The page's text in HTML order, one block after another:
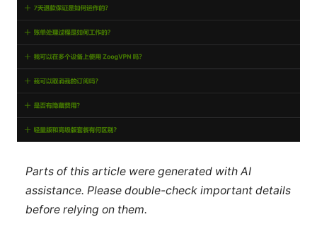
Parts of this article were generated with AI
assistance. Please double-check important details
before relying on them.